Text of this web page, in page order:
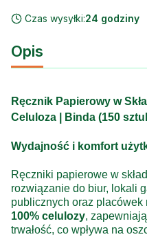
Czas wysyłki:24 godziny
Opis
Ręcznik Papierowy w
Celuloza | Binda (150
Wydajność i komfort
Ręczniki papierowe w
rozwiązanie do biur, lokali
publicznych oraz
100% celulozy,
trwałość, co wpływa na